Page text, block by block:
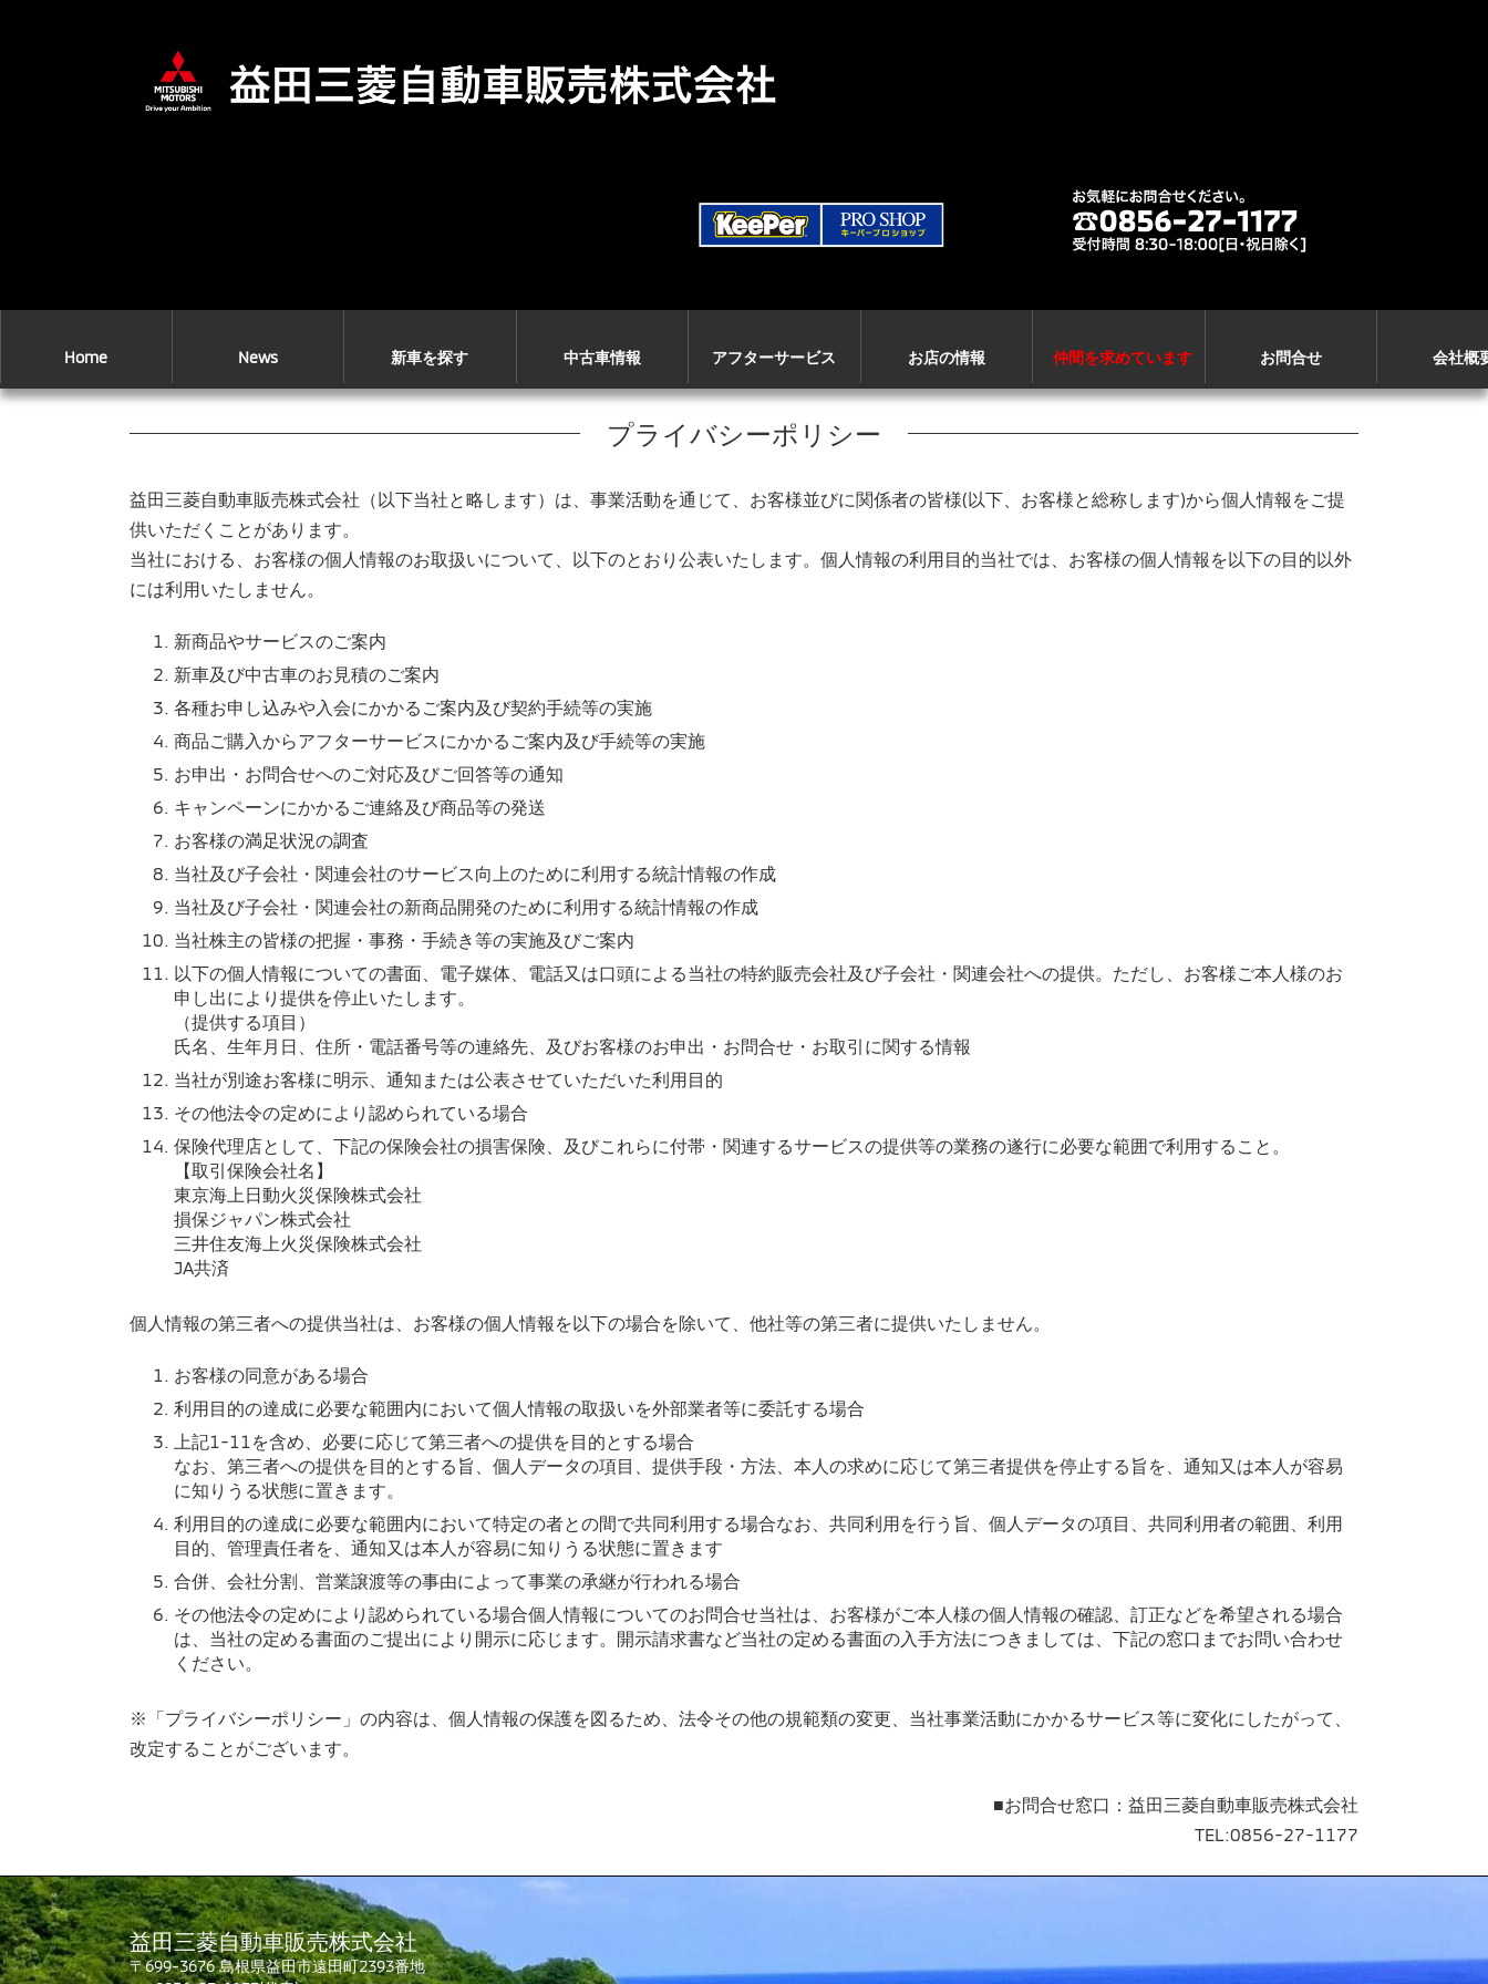
Home News 新車を探す 中古車情報 アフターサービス お店の情報 仲間を求めています お問合せ 会社概
プライバシーポリシー
益田三菱自動車販売株式会社（以下当社と略します）は、事業活動を通じて、お客様並びに関係者の皆様(以下、お客様と総称します)から個人情報をご提
供いただくことがあります。
当社における、お客様の個人情報のお取扱いについて、以下のとおり公表いたします。個人情報の利用目的当社では、お客様の個人情報を以下の目的以外
には利用いたしません。
新商品やサービスのご案内
新車及び中古車のお見積のご案内
各種お申し込みや入会にかかるご案内及び契約手続等の実施
商品ご購入からアフターサービスにかかるご案内及び手続等の実施
お申出・お問合せへのご対応及びご回答等の通知
キャンペーンにかかるご連絡及び商品等の発送
お客様の満足状況の調査
当社及び子会社・関連会社のサービス向上のために利用する統計情報の作成
当社及び子会社・関連会社の新商品開発のために利用する統計情報の作成
当社株主の皆様の把握・事務・手続き等の実施及びご案内
以下の個人情報についての書面、電子媒体、電話又は口頭による当社の特約販売会社及び子会社・関連会社への提供。ただし、お客様ご本人様のお
申し出により提供を停止いたします。
（提供する項目）
氏名、生年月日、住所・電話番号等の連絡先、及びお客様のお申出・お問合せ・お取引に関する情報
当社が別途お客様に明示、通知または公表させていただいた利用目的
その他法令の定めにより認められている場合
保険代理店として、下記の保険会社の損害保険、及びこれらに付帯・関連するサービスの提供等の業務の遂行に必要な範囲で利用すること。
【取引保険会社名】
東京海上日動火災保険株式会社
損保ジャパン株式会社
三井住友海上火災保険株式会社
JA共済
個人情報の第三者への提供当社は、お客様の個人情報を以下の場合を除いて、他社等の第三者に提供いたしません。
お客様の同意がある場合
利用目的の達成に必要な範囲内において個人情報の取扱いを外部業者等に委託する場合
上記1-11を含め、必要に応じて第三者への提供を目的とする場合
なお、第三者への提供を目的とする旨、個人データの項目、提供手段・方法、本人の求めに応じて第三者提供を停止する旨を、通知又は本人が容易
に知りうる状態に置きます。
利用目的の達成に必要な範囲内において特定の者との間で共同利用する場合なお、共同利用を行う旨、個人データの項目、共同利用者の範囲、利用
目的、管理責任者を、通知又は本人が容易に知りうる状態に置きます
合併、会社分割、営業譲渡等の事由によって事業の承継が行われる場合
その他法令の定めにより認められている場合個人情報についてのお問合せ当社は、お客様がご本人様の個人情報の確認、訂正などを希望される場合
は、当社の定める書面のご提出により開示に応じます。開示請求書など当社の定める書面の入手方法につきましては、下記の窓口までお問い合わせ
ください。
※「プライバシーポリシー」の内容は、個人情報の保護を図るため、法令その他の規範類の変更、当社事業活動にかかるサービス等に変化にしたがって、
改定することがございます。
■お問合せ窓口：益田三菱自動車販売株式会社
TEL:0856-27-1177
益田三菱自動車販売株式会社
〒699-3676 島根県益田市遠田町2393番地